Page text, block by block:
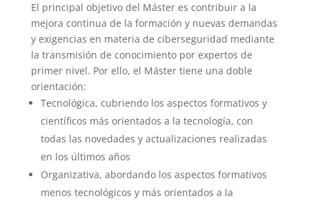
El principal objetivo del Máster es contribuir a la
mejora continua de la formación y nuevas demandas
y exigencias en materia de ciberseguridad mediante
la transmisión de conocimiento por expertos de
primer nivel. Por ello, el Máster tiene una doble
orientación:
Tecnológica, cubriendo los aspectos formativos y
científicos más orientados a la tecnología, con
todas las novedades y actualizaciones realizadas
en los últimos años
Organizativa, abordando los aspectos formativos
menos tecnológicos y más orientados a la